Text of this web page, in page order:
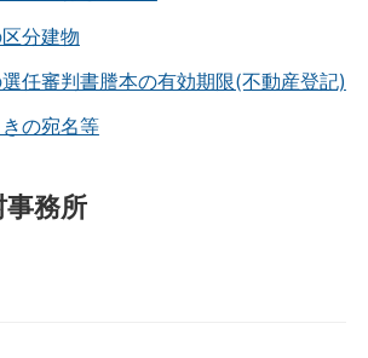
分建物
任審判書謄本の有効期限(不動産登記)
の宛名等
事務所